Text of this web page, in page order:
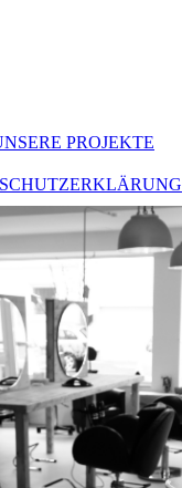
PROJEKTE